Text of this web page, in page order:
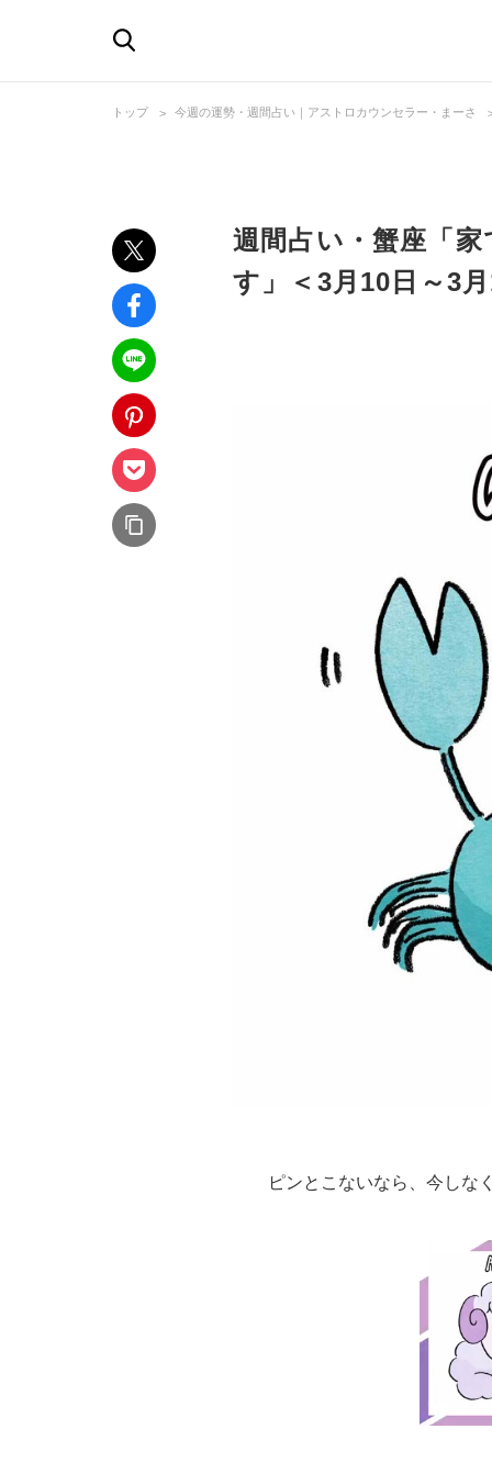
トップ 今週の運勢・週間占い｜アストロカウンセラー・まーさ
週間占い・蟹座「
す」＜3月10日～3
ピンとこないなら、今しな